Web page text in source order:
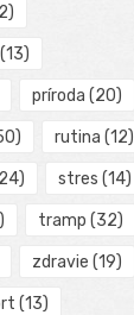
(13)
príroda (20)
rutina (12)
stres (14)
tramp (32)
zdravie (19)
(13)